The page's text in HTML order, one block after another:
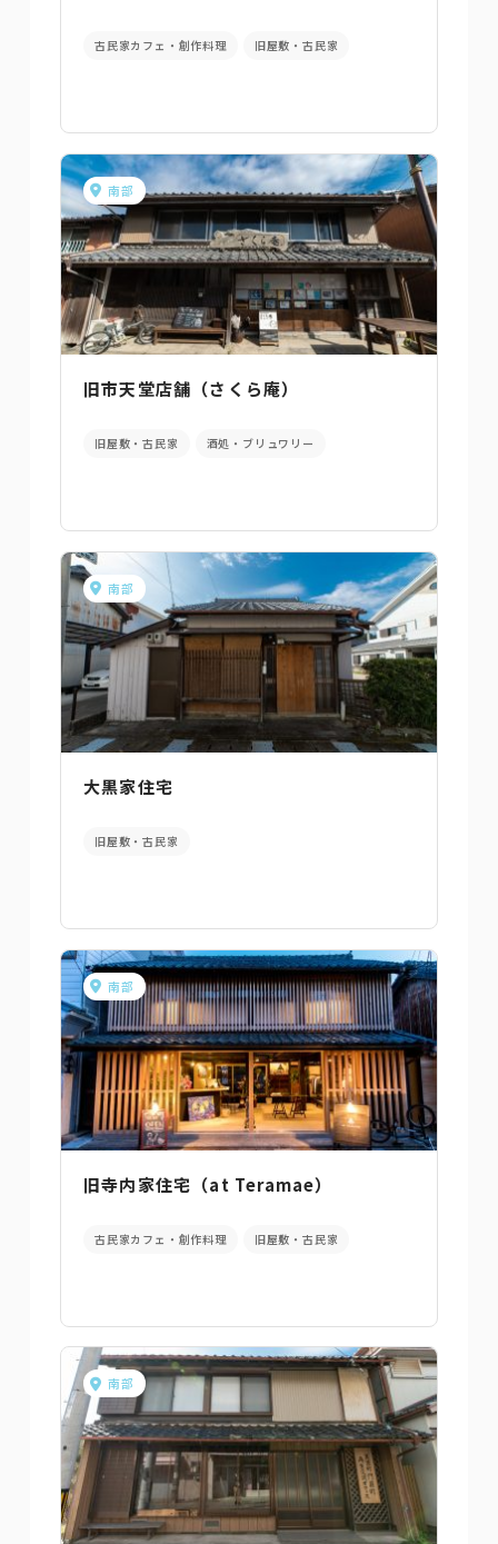
古民家カフェ・創作料理 旧屋敷・古民家
南部
旧市天堂店舗（さくら庵）
旧屋敷・古民家 酒処・ブリュワリー
南部
大黒家住宅
旧屋敷・古民家
南部
旧寺内家住宅（at Teramae）
古民家カフェ・創作料理 旧屋敷・古民家
南部